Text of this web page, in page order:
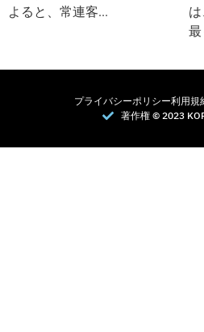
よると、常連客...
最
プライバシーポリシー利用規
著作権 © 2023